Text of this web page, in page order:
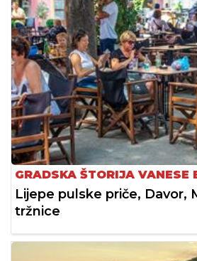
GRADSKA ŠTORIJA VANESE
Lijepe pulske priče, Davor,
tržnice